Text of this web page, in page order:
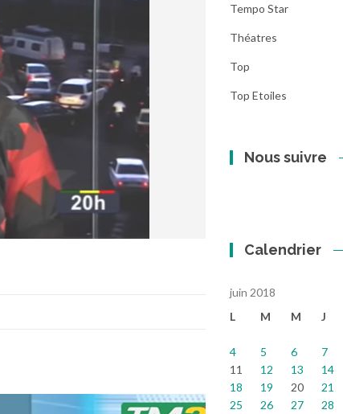
Tempo Star
Théatres
Top
Top Etoiles
Nous suivre
Calendrier
juin 2018
L
M M J
4
5 6 7
11
12 13 14
18
19 20 21
25
26 27 28